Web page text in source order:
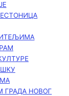
ГРАДА НОВОГ